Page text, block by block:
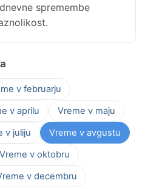
spremembe
v februarju
v aprilu
Vreme v maju
v juliju
Vreme v avgustu
Vreme v oktobru
v decembru